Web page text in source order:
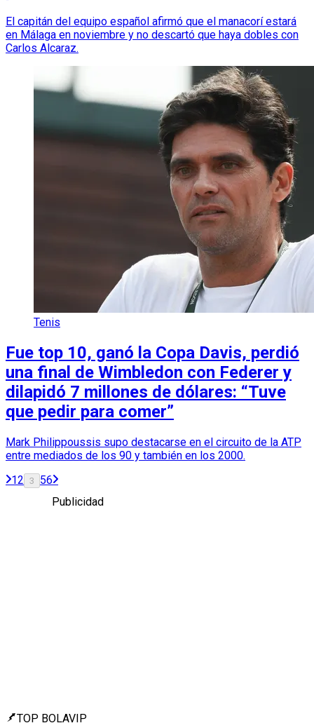
El capitán del equipo español afirmó que el manacorí estará
en Málaga en noviembre y no descartó que haya dobles con
Carlos Alcaraz.
Tenis
Fue top 10, ganó la Copa Davis, perdió
una final de Wimbledon con Federer y
dilapidó 7 millones de dólares: “Tuve
que pedir para comer”
Mark Philippoussis supo destacarse en el circuito de la ATP
entre mediados de los 90 y también en los 2000.
12 3 56
Publicidad
TOP BOLAVIP